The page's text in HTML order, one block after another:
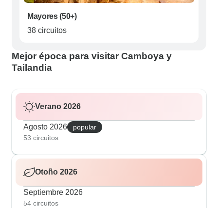
Mayores (50+)
38 circuitos
Mejor época para visitar Camboya y
Tailandia
Verano 2026
Agosto 2026
popular
53 circuitos
Otoño 2026
Septiembre 2026
54 circuitos